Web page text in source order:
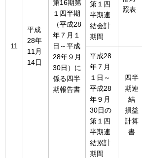
11
平成
28年
11月
14日
第16期第
１四半期
（平成28
年７月１
日～平成
28年９月
30日）に
係る四半
期報告書
第１四
半期連
結会計
期間
照表
平成28
年７月
１日～
平成28
年９月
30日の
第１四
半期連
結累計
期間
四半
期連
結
損益
計算
書